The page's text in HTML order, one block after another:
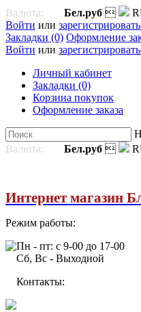
Валюта: Бел.руб 
Войти или
Закладки (0) Оформление
Войти или
Личный кабинет
Закладки (0)
Корзина покупок
Оформление заказа
Валюта:
Бел.руб 
Интернет магазин
Режим работы:
Пн - пт: с 9-00 до 17-00
Сб, Вс - Выходной
Контакты: